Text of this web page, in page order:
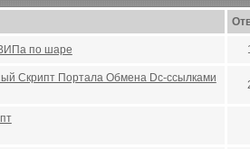
по шаре
Скрипт Портала Обмена Dc-ссылками